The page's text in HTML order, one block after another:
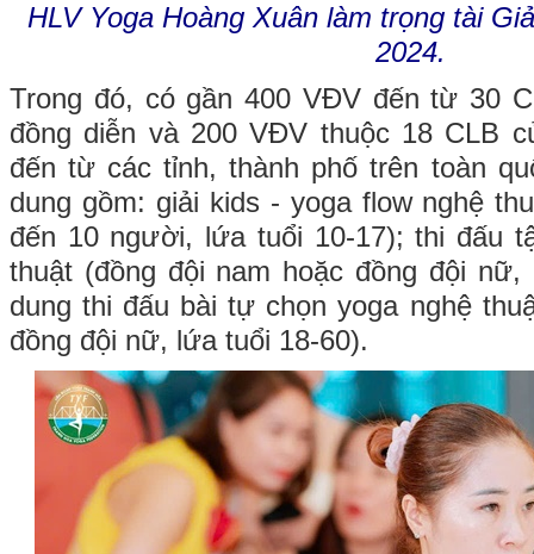
HLV Yoga Hoàng Xuân làm trọng tài
2024.
Trong đó, có gần 400 VĐV đến từ 30
đồng diễn và 200 VĐV thuộc 18 CLB
đến từ các tỉnh, thành phố trên toàn
dung gồm: giải kids - yoga flow nghệ
đến 10 người, lứa tuổi 10-17); thi đấu
thuật (đồng đội nam hoặc đồng đội
dung thi đấu bài tự chọn yoga nghệ
đồng đội nữ, lứa tuổi 18-60).